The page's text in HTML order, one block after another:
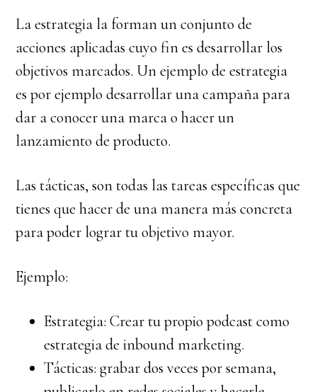
La estrategia la forman un conjunto de
acciones aplicadas cuyo fin es desarrollar los
objetivos marcados. Un ejemplo de estrategia
es por ejemplo desarrollar una campaña para
dar a conocer una marca o hacer un
lanzamiento de producto.
Las tácticas, son todas las tareas específicas que
tienes que hacer de una manera más concreta
para poder lograr tu objetivo mayor.
Ejemplo:
Estrategia: Crear tu propio podcast como
estrategia de inbound marketing.
Tácticas: grabar dos veces por semana,